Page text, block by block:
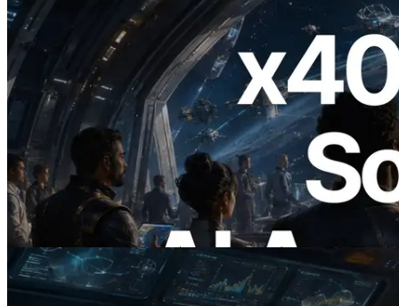
2026.07.04
ERPC, x402 지원 Solana RPC 공개 — AI
에이전트가 필요한 API에 온디맨드로 결
제하는 시대
이 글 읽기